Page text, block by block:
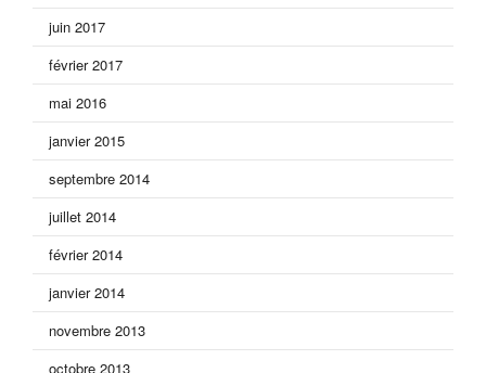
juin 2017
février 2017
mai 2016
janvier 2015
septembre 2014
juillet 2014
février 2014
janvier 2014
novembre 2013
octobre 2013